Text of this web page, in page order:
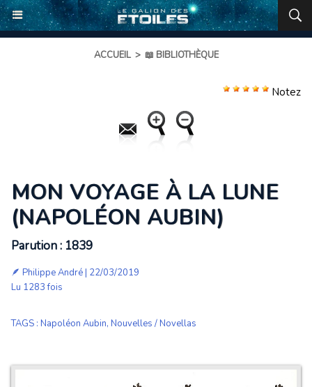
ACCUEIL > 📖 BIBLIOTHÈQUE
Notez
MON VOYAGE À LA LUNE
(NAPOLÉON AUBIN)
Parution : 1839
🪶 Philippe André| 22/03/2019
Lu 1283 fois
TAGS : Napoléon Aubin, Nouvelles / Novellas